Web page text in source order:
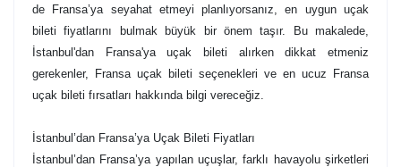
de Fransa’ya seyahat etmeyi planlıyorsanız, en uygun uçak
bileti fiyatlarını bulmak büyük bir önem taşır. Bu makalede,
İstanbul'dan Fransa'ya uçak bileti alırken dikkat etmeniz
gerekenler, Fransa uçak bileti seçenekleri ve en ucuz Fransa
uçak bileti fırsatları hakkında bilgi vereceğiz.
İstanbul’dan Fransa’ya Uçak Bileti Fiyatları
İstanbul’dan Fransa’ya yapılan uçuşlar, farklı havayolu şirketleri